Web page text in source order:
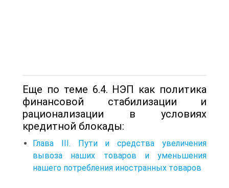
Еще по теме 6.4. НЭП как политика
финансовой стабилизации и
рационализации в условиях
кредитной блокады:
Глава III. Пути и средства увеличения
вывоза наших товаров и уменьшения
нашего потребления иностранных товаров